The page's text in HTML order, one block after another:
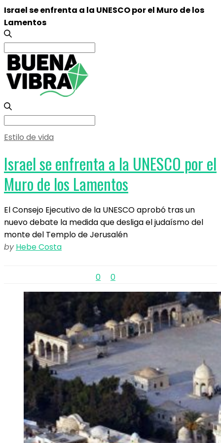
Israel se enfrenta a la UNESCO por el Muro de los
Lamentos
Search
for:
Search
Estilo de vida
Israel se enfrenta a la UNESCO por el
Muro de los Lamentos
El Consejo Ejecutivo de la UNESCO aprobó tras un
nuevo debate la medida que desliga el judaísmo del
monte del Templo de Jerusalén
by Hebe Costa
0 0